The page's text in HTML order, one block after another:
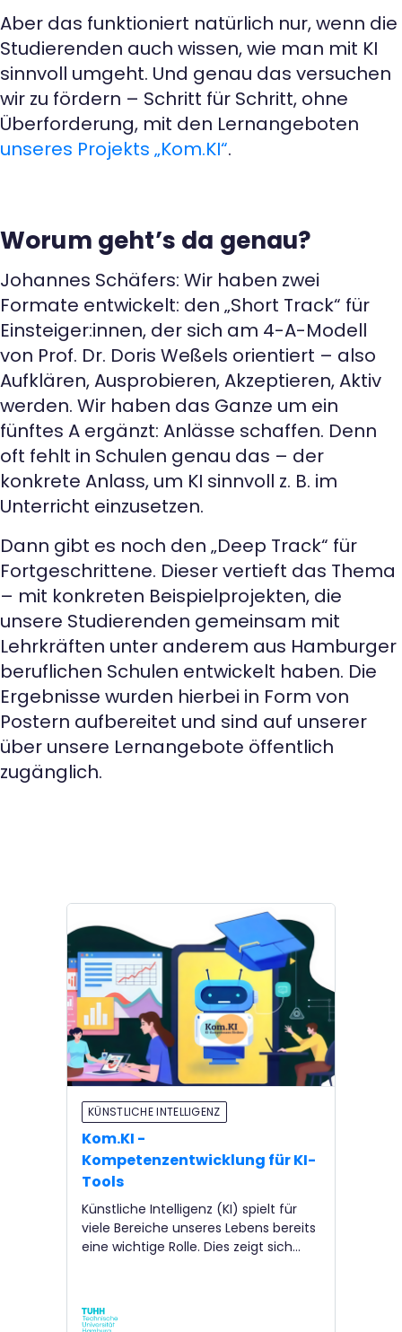
Aber das funktioniert natürlich nur, wenn die
Studierenden auch wissen, wie man mit KI
sinnvoll umgeht. Und genau das versuchen
wir zu fördern – Schritt für Schritt, ohne
Überforderung, mit den Lernangeboten
unseres Projekts „Kom.KI“.
Worum geht’s da genau?
Johannes Schäfers: Wir haben zwei
Formate entwickelt: den „Short Track“ für
Einsteiger:innen, der sich am 4-A-Modell
von Prof. Dr. Doris Weßels orientiert – also
Aufklären, Ausprobieren, Akzeptieren, Aktiv
werden. Wir haben das Ganze um ein
fünftes A ergänzt: Anlässe schaffen. Denn
oft fehlt in Schulen genau das – der
konkrete Anlass, um KI sinnvoll z. B. im
Unterricht einzusetzen.
Dann gibt es noch den „Deep Track“ für
Fortgeschrittene. Dieser vertieft das Thema
– mit konkreten Beispielprojekten, die
unsere Studierenden gemeinsam mit
Lehrkräften unter anderem aus Hamburger
beruflichen Schulen entwickelt haben. Die
Ergebnisse wurden hierbei in Form von
Postern aufbereitet und sind auf unserer
über unsere Lernangebote öffentlich
zugänglich.
KÜNSTLICHE INTELLIGENZ
Kom.KI -
Kompetenzentwicklung für KI-
Tools
Künstliche Intelligenz (KI) spielt für
viele Bereiche unseres Lebens bereits
eine wichtige Rolle. Dies zeigt sich
von Textgenerierung oder
verschiedenen kreativen Prozessen